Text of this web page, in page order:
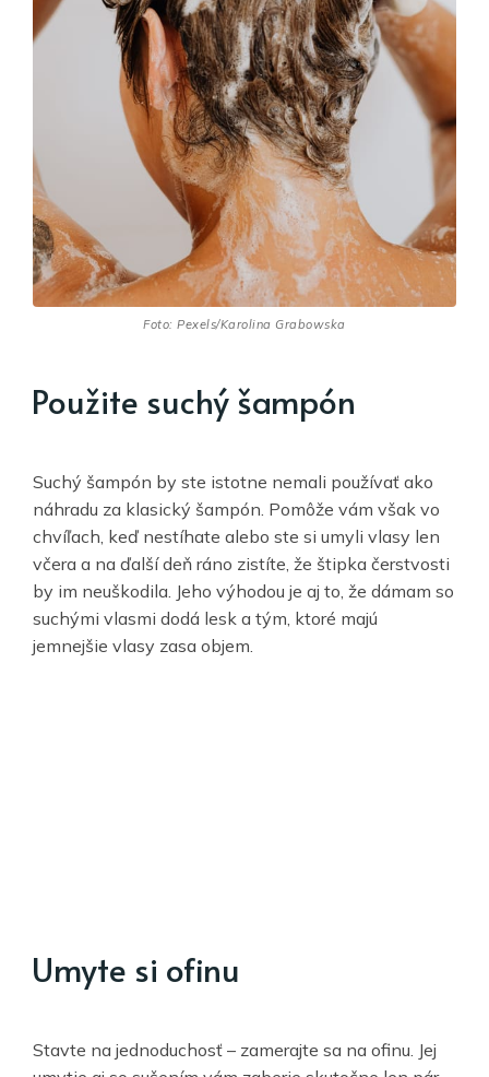
Foto: Pexels/Karolina Grabowska
Použite suchý šampón
Suchý šampón by ste istotne nemali používať ako
náhradu za klasický šampón. Pomôže vám však vo
chvíľach, keď nestíhate alebo ste si umyli vlasy len
včera a na ďalší deň ráno zistíte, že štipka čerstvosti
by im neuškodila. Jeho výhodou je aj to, že dámam so
suchými vlasmi dodá lesk a tým, ktoré majú
jemnejšie vlasy zasa objem.
Umyte si ofinu
Stavte na jednoduchosť – zamerajte sa na ofinu. Jej